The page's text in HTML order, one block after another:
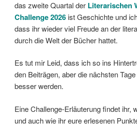
das zweite Quartal der Literarischen
Challenge2026 ist Geschichte und
dass ihr wieder viel Freude an der
durch die Welt der Bücher hattet.
Es tut mir Leid, dass ich so ins
den Beiträgen, aber die nächsten
besser werden.
Eine Challenge-Erläuterung findet ihr,
und auch wie ihr eure erlesenen